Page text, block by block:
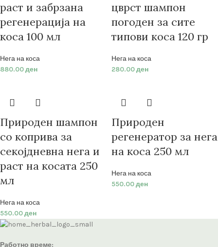
раст и забрзана
регенерација на
коса 100 мл
Нега на коса
880.00ден
цврст шампон
погоден за сите
типови коса 120 гр
Нега на коса
280.00ден
Природен шампон
со коприва за
секојдневна нега и
раст на косата 250
мл
Нега на коса
550.00ден
Природен
регенератор за нега
на коса 250 мл
Нега на коса
550.00ден
Работно време: